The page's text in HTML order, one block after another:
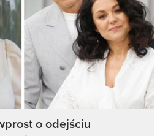
o odejściu